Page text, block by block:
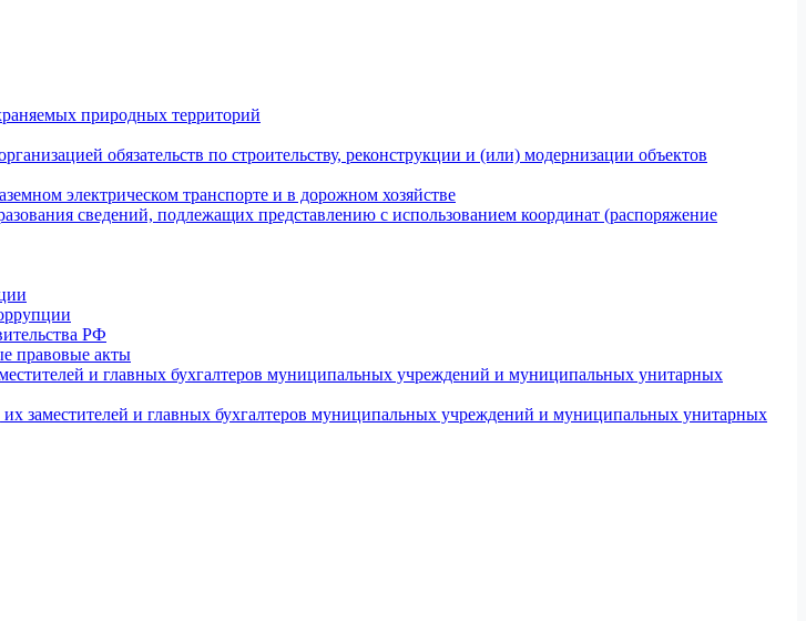
природных территорий
обязательств по строительству, реконструкции и (или) модернизации объектов
электрическом транспорте и в дорожном хозяйстве
сведений, подлежащих представлению с использованием координат (распоряжение
РФ
правовые акты
и главных бухгалтеров муниципальных учреждений и муниципальных унитарных
заместителей и главных бухгалтеров муниципальных учреждений и муниципальных унитарных